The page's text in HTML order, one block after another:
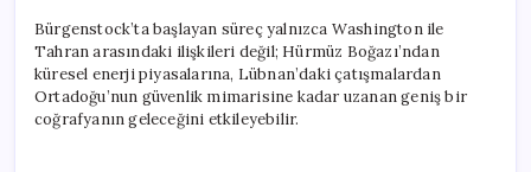
Bürgenstock’ta başlayan süreç yalnızca Washington ile
Tahran arasındaki ilişkileri değil; Hürmüz Boğazı’ndan
küresel enerji piyasalarına, Lübnan’daki çatışmalardan
Ortadoğu’nun güvenlik mimarisine kadar uzanan geniş bir
coğrafyanın geleceğini etkileyebilir.